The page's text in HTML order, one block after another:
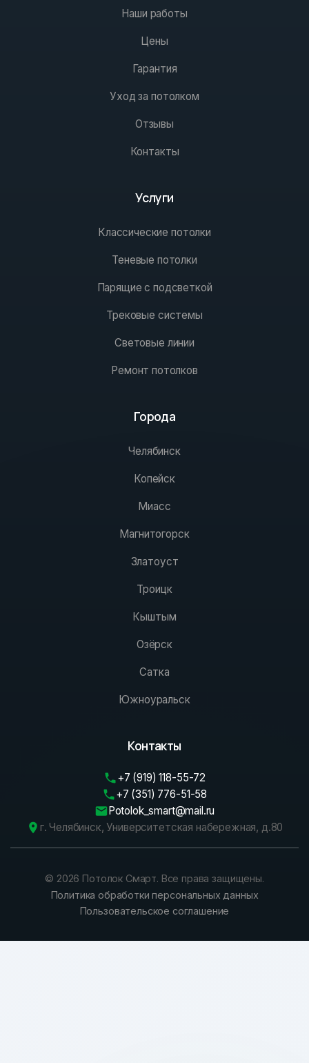
Наши работы
Цены
Гарантия
Уход за потолком
Отзывы
Контакты
Услуги
Классические потолки
Теневые потолки
Парящие с подсветкой
Трековые системы
Световые линии
Ремонт потолков
Города
Челябинск
Копейск
Миасс
Магнитогорск
Златоуст
Троицк
Кыштым
Озёрск
Сатка
Южноуральск
Контакты
+7 (919) 118-55-72
+7 (351) 776-51-58
Potolok_smart@mail.ru
г. Челябинск, Университетская набережная, д.80
© 2026 Потолок Смарт. Все права защищены.
Политика обработки персональных данных
Пользовательское соглашение